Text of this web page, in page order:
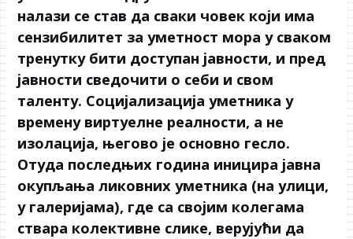
налази се став да сваки човек који има
сензибилитет за уметност мора у сваком
тренутку бити доступан јавности, и пред
јавности сведочити о себи и свом
таленту. Социјализација уметника у
времену виртуелне реалности, а не
изолација, његово је основно гесло.
Отуда последњих година иницира јавна
окупљања ликовних уметника (на улици,
у галеријама), где са својим колегама
ствара колективне слике, верујући да